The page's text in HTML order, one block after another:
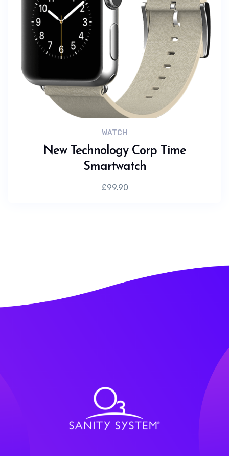
WATCH
New Technology Corp Time
Smartwatch
£99.90